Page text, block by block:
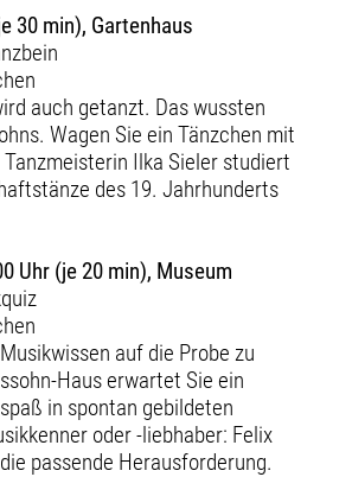
30 min), Gartenhaus
auch getanzt. Das wussten
Wagen Sie ein Tänzchen mit
Ilka Sieler studiert
des 19. Jahrhunderts
Uhr (je 20 min), Museum
auf die Probe zu
Haus erwartet Sie ein
in spontan gebildeten
oder -liebhaber: Felix
passende Herausforderung.